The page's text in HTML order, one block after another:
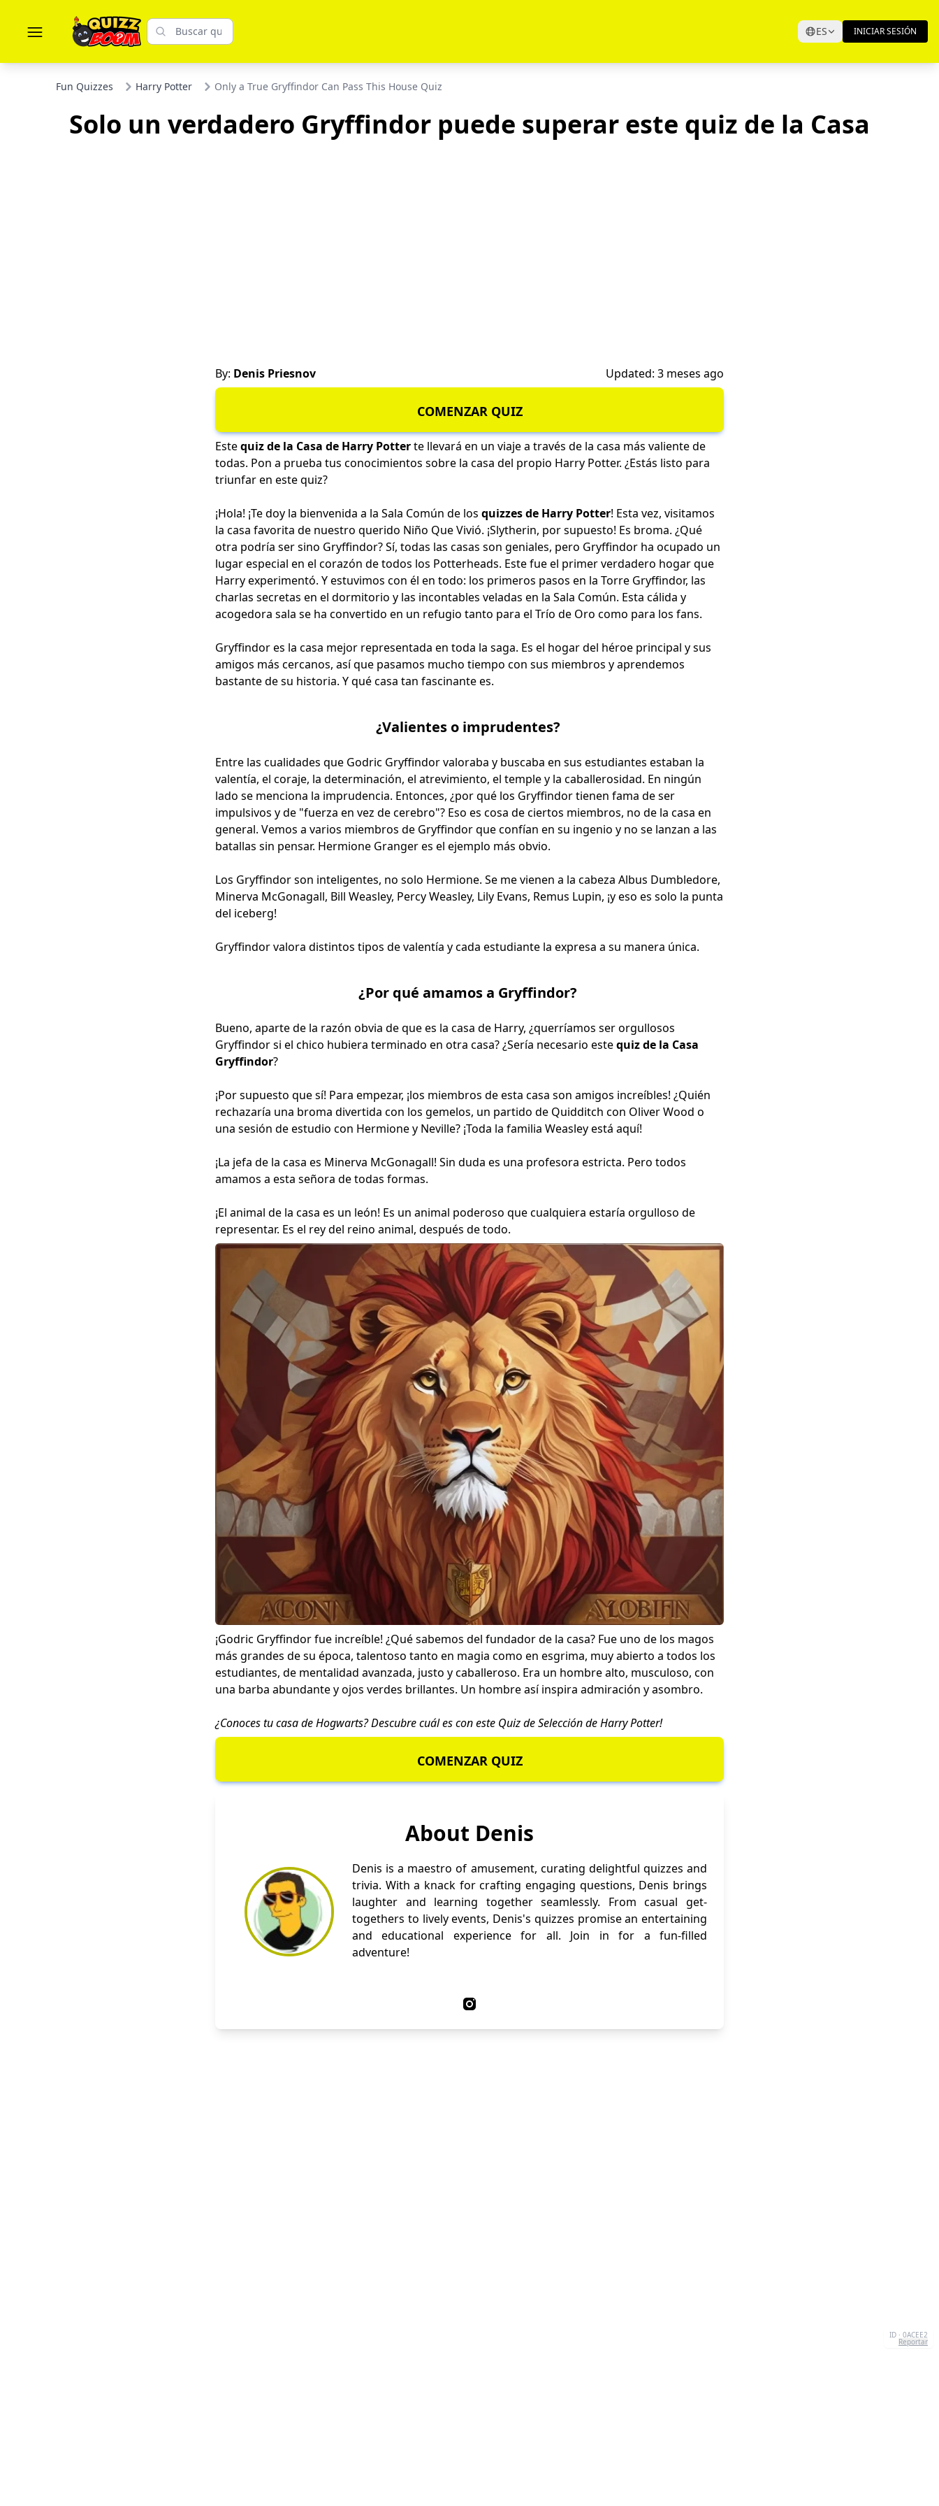
ES INICIAR SESIÓN
Fun Quizzes Harry Potter Only a True Gryffindor Can Pass This House Quiz
Solo un verdadero Gryffindor puede superar este quiz de la Casa
By: Denis Priesnov Updated: 3 meses ago
COMENZAR QUIZ
Estequiz de la Casa de Harry Potterte llevará en un viaje a través de la casa más valiente de
todas. Pon a prueba tus conocimientos sobre la casa del propio Harry Potter. ¿Estás listo para
triunfar en este quiz?
¡Hola! ¡Te doy la bienvenida a la Sala Común de los quizzes de Harry Potter! Esta vez, visitamos
la casa favorita de nuestro querido Niño Que Vivió. ¡Slytherin, por supuesto! Es broma. ¿Qué
otra podría ser sino Gryffindor? Sí, todas las casas son geniales, pero Gryffindor ha ocupado un
lugar especial en el corazón de todos los Potterheads. Este fue el primer verdadero hogar que
Harry experimentó. Y estuvimos con él en todo: los primeros pasos en la Torre Gryffindor, las
charlas secretas en el dormitorio y las incontables veladas en la Sala Común. Esta cálida y
acogedora sala se ha convertido en un refugio tanto para el Trío de Oro como para los fans.
Gryffindor es la casa mejor representada en toda la saga. Es el hogar del héroe principal y sus
amigos más cercanos, así que pasamos mucho tiempo con sus miembros y aprendemos
bastante de su historia. Y qué casa tan fascinante es.
¿Valientes o imprudentes?
Entre las cualidades que Godric Gryffindor valoraba y buscaba en sus estudiantes estaban la
valentía, el coraje, la determinación, el atrevimiento, el temple y la caballerosidad. En ningún
lado se menciona la imprudencia. Entonces, ¿por qué los Gryffindor tienen fama de ser
impulsivos y de "fuerza en vez de cerebro"? Eso es cosa de ciertos miembros, no de la casa en
general. Vemos a varios miembros de Gryffindor que confían en su ingenio y no se lanzan a las
batallas sin pensar. Hermione Granger es el ejemplo más obvio.
Los Gryffindor son inteligentes, no solo Hermione. Se me vienen a la cabeza Albus Dumbledore,
Minerva McGonagall, Bill Weasley, Percy Weasley, Lily Evans, Remus Lupin, ¡y eso es solo la punta
del iceberg!
Gryffindor valora distintos tipos de valentía y cada estudiante la expresa a su manera única.
¿Por qué amamos a Gryffindor?
Bueno, aparte de la razón obvia de que es la casa de Harry, ¿querríamos ser orgullosos
Gryffindor si el chico hubiera terminado en otra casa? ¿Sería necesario estequiz de la Casa
Gryffindor?
¡Por supuesto que sí! Para empezar, ¡los miembros de esta casa son amigos increíbles! ¿Quién
rechazaría una broma divertida con los gemelos, un partido de Quidditch con Oliver Wood o
una sesión de estudio con Hermione y Neville? ¡Toda la familia Weasley está aquí!
¡La jefa de la casa es Minerva McGonagall! Sin duda es una profesora estricta. Pero todos
amamos a esta señora de todas formas.
¡El animal de la casa es un león! Es un animal poderoso que cualquiera estaría orgulloso de
representar. Es el rey del reino animal, después de todo.
¡Godric Gryffindor fue increíble! ¿Qué sabemos del fundador de la casa? Fue uno de los magos
más grandes de su época, talentoso tanto en magia como en esgrima, muy abierto a todos los
estudiantes, de mentalidad avanzada, justo y caballeroso. Era un hombre alto, musculoso, con
una barba abundante y ojos verdes brillantes. Un hombre así inspira admiración y asombro.
¿Conoces tu casa de Hogwarts? Descubre cuál es con este Quiz de Selección de Harry Potter!
COMENZAR QUIZ
About Denis
Denis is a maestro of amusement, curating delightful quizzes and
trivia. With a knack for crafting engaging questions, Denis brings
laughter and learning together seamlessly. From casual get-
togethers to lively events, Denis's quizzes promise an entertaining
and educational experience for all. Join in for a fun-filled
adventure!
ID · 0ACEE2
Reportar